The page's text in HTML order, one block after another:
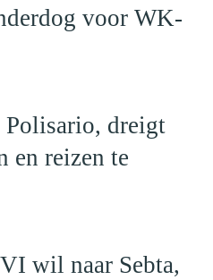
voor WK-
dreigt
en reizen te
wil naar Sebta,